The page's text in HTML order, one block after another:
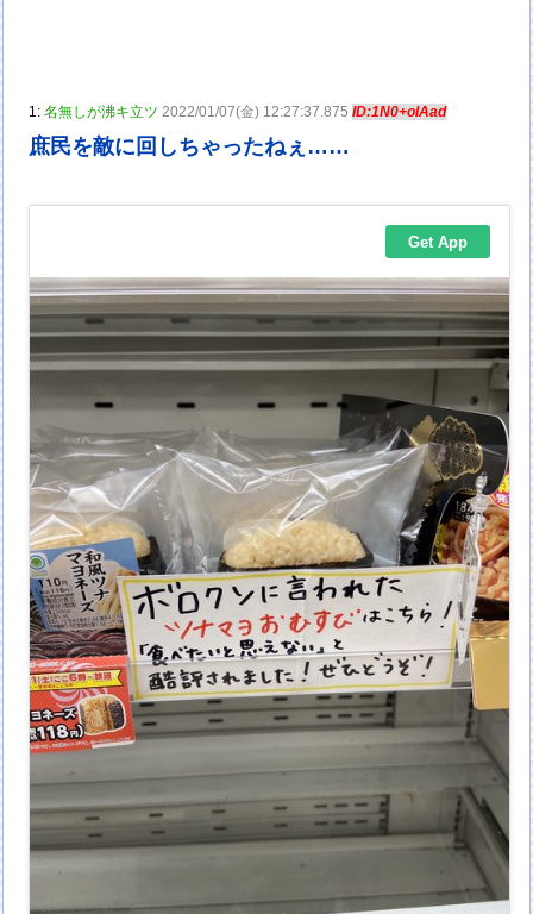
1:名無しが沸キ立ツ 2022/01/07(金) 12:27:37.875ID:1N0+oIAad
庶民を敵に回しちゃったねぇ……